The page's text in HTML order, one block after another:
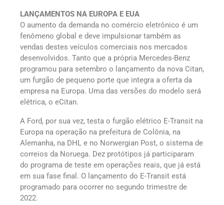
LANÇAMENTOS NA EUROPA E EUA
O aumento da demanda no comércio eletrônico é um
fenômeno global e deve impulsionar também as
vendas destes veículos comerciais nos mercados
desenvolvidos. Tanto que a própria Mercedes-Benz
programou para setembro o lançamento da nova Citan,
um furgão de pequeno porte que integra a oferta da
empresa na Europa. Uma das versões do modelo será
elétrica, o eCitan.
A Ford, por sua vez, testa o furgão elétrico E-Transit na
Europa na operação na prefeitura de Colônia, na
Alemanha, na DHL e no Norwergian Post, o sistema de
correios da Noruega. Dez protótipos já participaram
do programa de teste em operações reais, que já está
em sua fase final. O lançamento do E-Transit está
programado para ocorrer no segundo trimestre de
2022.